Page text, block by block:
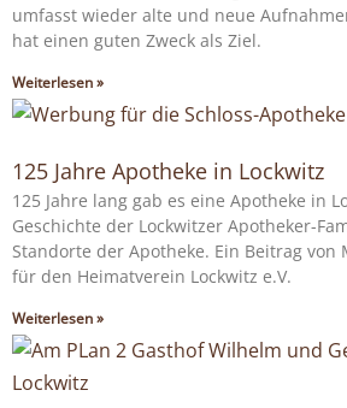
umfasst wieder alte und neue
hat einen guten Zweck als Ziel.
Weiterlesen »
125 Jahre Apotheke in Lockwitz
125 Jahre lang gab es eine Apotheke in
Geschichte der Lockwitzer Apotheker-
Standorte der Apotheke. Ein Beitrag von
für den Heimatverein Lockwitz e.V.
Weiterlesen »